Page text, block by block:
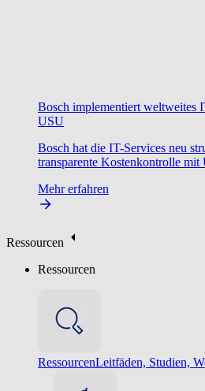
Bosch implementiert weltweites
USU
Bosch hat die IT-Services neu
transparente Kostenkontrolle mit
Mehr erfahren
Ressourcen
Ressourcen
RessourcenLeitfäden, Studien,